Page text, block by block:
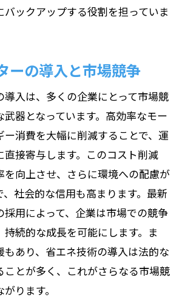
ックアップする役割を担っていま
ーの導入と市場競争
導入は、多くの企業にとって市場競
器となっています。高効率なモー
ー消費を大幅に削減することで、運
直接寄与します。このコスト削減
を向上させ、さらに環境への配慮が
社会的な信用も高まります。最新
採用によって、企業は市場での競争
続的な成長を可能にします。ま
もあり、省エネ技術の導入は法的な
ことが多く、これがさらなる市場競
ります。